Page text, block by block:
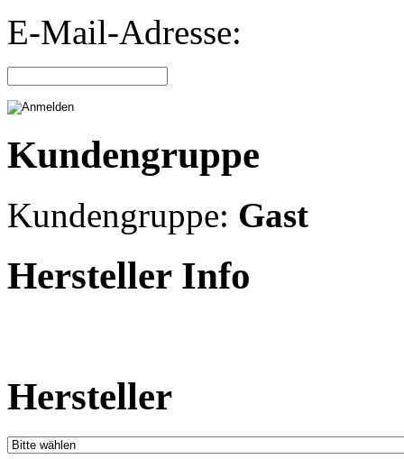
E-Mail-Adresse:
Kundengruppe
Kundengruppe: Gast
Hersteller Info
Hersteller